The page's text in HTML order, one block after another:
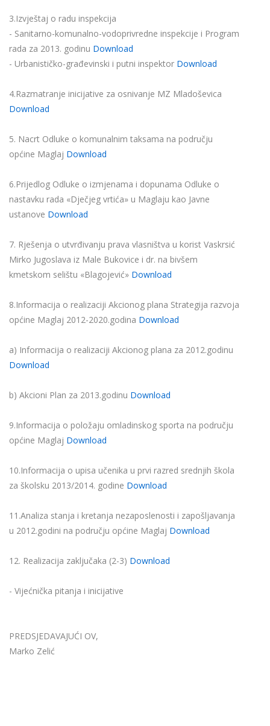
3.Izvještaj o radu inspekcija
- Sanitarno-komunalno-vodoprivredne inspekcije i Program
rada za 2013. godinu Download
- Urbanističko-građevinski i putni inspektor Download
4.Razmatranje inicijative za osnivanje MZ Mladoševica
Download
5. Nacrt Odluke o komunalnim taksama na području
općine Maglaj Download
6.Prijedlog Odluke o izmjenama i dopunama Odluke o
nastavku rada «Dječjeg vrtića» u Maglaju kao Javne
ustanove Download
7. Rješenja o utvrđivanju prava vlasništva u korist Vaskrsić
Mirko Jugoslava iz Male Bukovice i dr. na bivšem
kmetskom selištu «Blagojević» Download
8.Informacija o realizaciji Akcionog plana Strategija razvoja
općine Maglaj 2012-2020.godina Download
a) Informacija o realizaciji Akcionog plana za 2012.godinu
Download
b) Akcioni Plan za 2013.godinu Download
9.Informacija o položaju omladinskog sporta na području
općine Maglaj Download
10.Informacija o upisa učenika u prvi razred srednjih škola
za školsku 2013/2014. godine Download
11.Analiza stanja i kretanja nezaposlenosti i zapošljavanja
u 2012.godini na području općine Maglaj Download
12. Realizacija zaključaka (2-3) Download
- Vijećnička pitanja i inicijative
PREDSJEDAVAJUĆI OV,
Marko Zelić